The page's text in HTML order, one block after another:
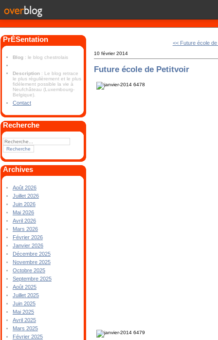
PrÉSentation
Blog : le blog chestrolais
Description : Le blog retrace
le plus régulièrement et le plus
fidèlement possible la vie à
Neufchâteau (Luxembourg-
Belgique).
Contact
Recherche
Archives
Août 2026
Juillet 2026
Juin 2026
Mai 2026
Avril 2026
Mars 2026
Février 2026
Janvier 2026
Décembre 2025
Novembre 2025
Octobre 2025
Septembre 2025
Août 2025
Juillet 2025
Juin 2025
Mai 2025
Avril 2025
Mars 2025
Février 2025
<< Future école
10 février 2014
Future école de Petitvoir